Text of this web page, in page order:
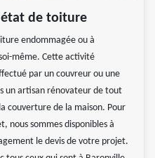
de toiture
endommagée ou à
même. Cette activité
par un couvreur ou une
un artisan rénovateur de tout
couverture de la maison. Pour
sommes disponibles à
le devis de votre projet.